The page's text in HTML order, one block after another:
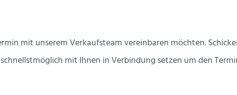
mit unserem Verkaufsteam vereinbaren möchten.
mit Ihnen in Verbindung setzen um den